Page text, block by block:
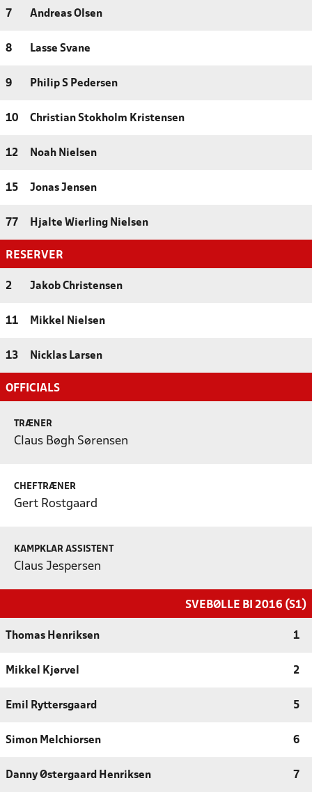
7 Andreas Olsen
8 Lasse Svane
9 Philip S Pedersen
10 Christian Stokholm Kristensen
12 Noah Nielsen
15 Jonas Jensen
77 Hjalte Wierling Nielsen
RESERVER
2 Jakob Christensen
11 Mikkel Nielsen
13 Nicklas Larsen
OFFICIALS
TRÆNER
Claus Bøgh Sørensen
CHEFTRÆNER
Gert Rostgaard
KAMPKLAR ASSISTENT
Claus Jespersen
SVEBØLLE BI 2016 (S1)
Thomas Henriksen 1
Mikkel Kjørvel 2
Emil Ryttersgaard 5
Simon Melchiorsen 6
Danny Østergaard Henriksen 7